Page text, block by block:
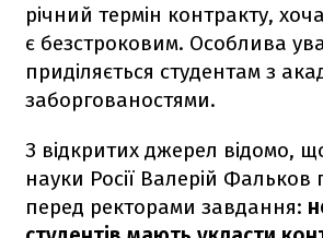
річний термін контракту,
є безстроковим. Особлива
приділяється студентам з
заборгованостями.
З відкритих джерел відомо,
науки Росії Валерій Фальков
перед ректорами завдання: